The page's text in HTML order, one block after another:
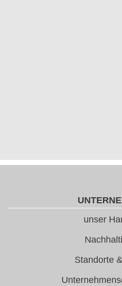
unser
Standorte